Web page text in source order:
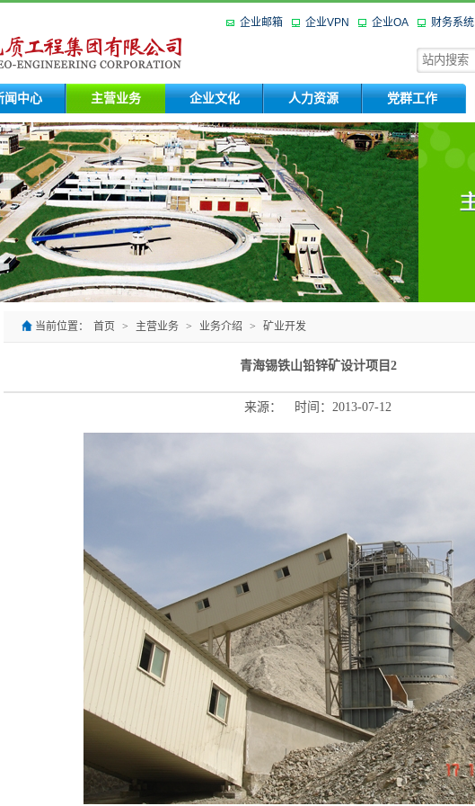
企业邮箱 企业VPN 企业OA 财务系统
闻中心 主营业务 企业文化 人力资源 党群工作
当前位置： 首页 > 主营业务 > 业务介绍 > 矿业开发
青海锡铁山铅锌矿设计项目2
来源： 时间：2013-07-12